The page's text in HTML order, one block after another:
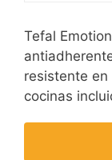
Tefal
resistente
cocinas